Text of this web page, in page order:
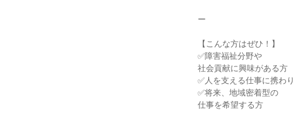
ー
【こんな方はぜひ！】
✅障害福祉分野や
社会貢献に興味がある方
✅人を支える仕事に携わ
✅将来、地域密着型の
仕事を希望する方